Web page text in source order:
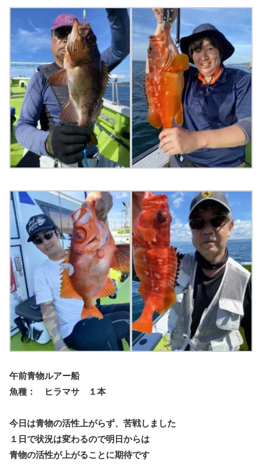
午前青物ルアー船
魚種： ヒラマサ １本
今日は青物の活性上がらず、苦戦しました
１日で状況は変わるので明日からは
青物の活性が上がることに期待です